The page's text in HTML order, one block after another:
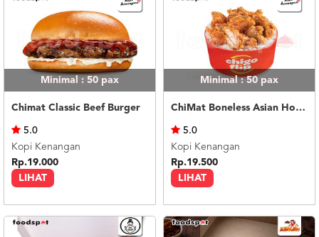
Minimal : 50 pax
Chimat Classic Beef Burger
LIHAT
5.0
Kopi Kenangan
Rp.19.000
Minimal : 50 pax
ChiMat Boneless Asian Honey Soy
LIHAT
5.0
Kopi Kenangan
Rp.19.500